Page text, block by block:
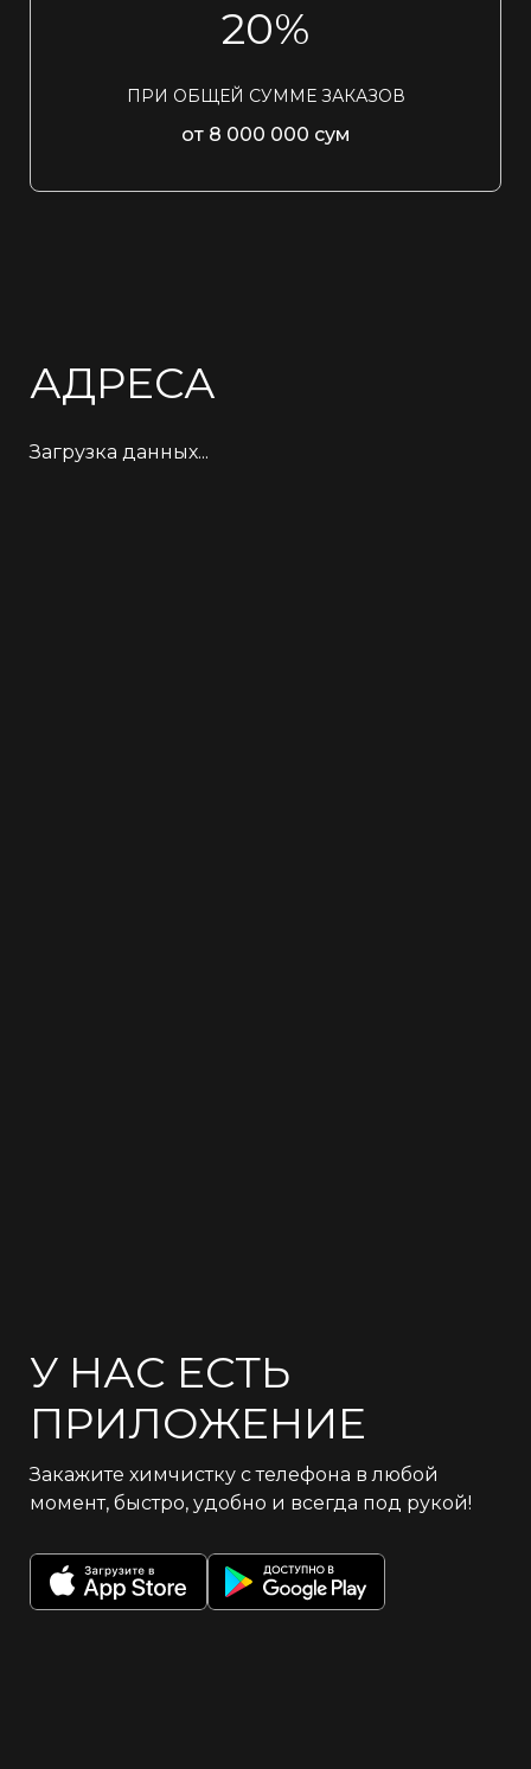
20%
ПРИ ОБЩЕЙ СУММЕ ЗАКАЗОВ
от 8 000 000 сум
АДРЕСА
Загрузка данных...
У НАС ЕСТЬ
ПРИЛОЖЕНИЕ
Закажите химчистку с телефона в любой
момент, быстро, удобно и всегда под рукой!